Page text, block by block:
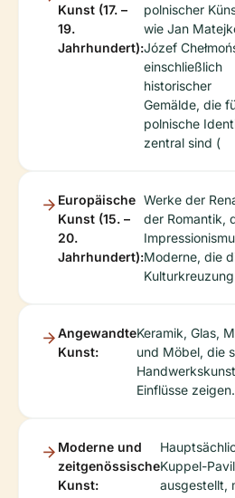
Kunst (17. –
19.
Jahrhundert):
polnischer
wie Jan
Józef
einschließlich
historischer
Gemälde, die
polnische
zentral sind (
Europäische
Kunst (15. –
20.
Jahrhundert):
Werke der
der Romantik,
Moderne, die
Angewandte
Kunst:
Keramik, Glas,
und Möbel, die
Einflüsse zeigen.
Moderne und
zeitgenössische
Kunst:
Kuppel-
ausgestellt,